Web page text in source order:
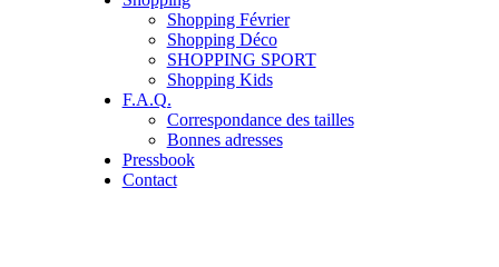
Shopping Février
Shopping Déco
SHOPPING SPORT
Shopping Kids
F.A.Q.
Correspondance des tailles
Bonnes adresses
Pressbook
Contact